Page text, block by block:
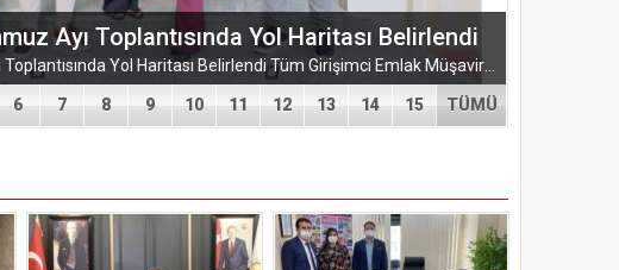
Ayı Toplantısında Yol Haritası Belirlendi
6 7 8 9 10 11 12 13 14 15 TÜMÜ